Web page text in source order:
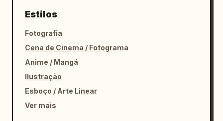
Estilos
Fotografia
Cena de Cinema / Fotograma
Anime / Mangá
Ilustração
Esboço / Arte Linear
Ver mais